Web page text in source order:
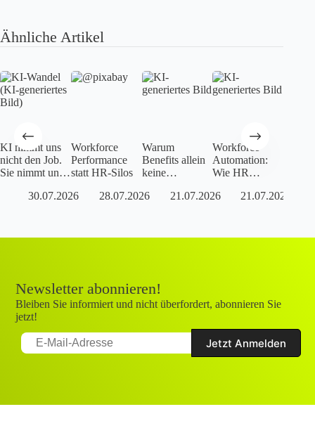
Ähnliche Artikel
KI nimmt uns
nicht den Job.
Sie nimmt uns
nie unsere war.
30.07.2026
Workforce
Performance
statt HR-Silos
28.07.2026
Warum
Benefits allein
keine
Strategie sind
21.07.2026
Workforce
Automation:
Wie HR
Steuerungsfunk
21.07.2026
Newsletter abonnieren!
Bleiben Sie informiert und nicht überfordert, abonnieren Sie
jetzt!